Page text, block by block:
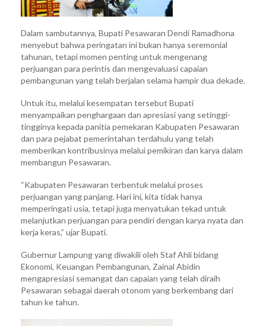
Dalam sambutannya, Bupati Pesawaran Dendi Ramadhona
menyebut bahwa peringatan ini bukan hanya seremonial
tahunan, tetapi momen penting untuk mengenang
perjuangan para perintis dan mengevaluasi capaian
pembangunan yang telah berjalan selama hampir dua dekade.
Untuk itu, melalui kesempatan tersebut Bupati
menyampaikan penghargaan dan apresiasi yang setinggi-
tingginya kepada panitia pemekaran Kabupaten Pesawaran
dan para pejabat pemerintahan terdahulu yang telah
memberikan kontribusinya melalui pemikiran dan karya dalam
membangun Pesawaran.
“Kabupaten Pesawaran terbentuk melalui proses
perjuangan yang panjang. Hari ini, kita tidak hanya
memperingati usia, tetapi juga menyatukan tekad untuk
melanjutkan perjuangan para pendiri dengan karya nyata dan
kerja keras,” ujar Bupati.
Gubernur Lampung yang diwakili oleh Staf Ahli bidang
Ekonomi, Keuangan Pembangunan, Zainal Abidin
mengapresiasi semangat dan capaian yang telah diraih
Pesawaran sebagai daerah otonom yang berkembang dari
tahun ke tahun.